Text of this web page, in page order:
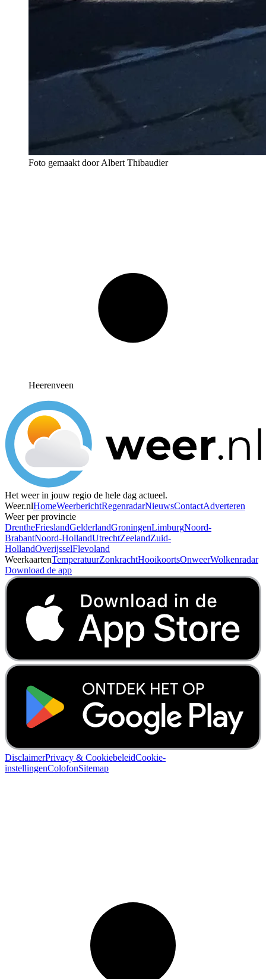
Foto gemaakt door Albert Thibaudier
Heerenveen
Het weer in jouw regio de hele dag actueel.
Weer.nlHomeWeerberichtRegenradarNieuwsContactAdverteren
Weer per provincie
DrentheFrieslandGelderlandGroningenLimburgNoord-
BrabantNoord-HollandUtrechtZeelandZuid-
HollandOverijsselFlevoland
WeerkaartenTemperatuurZonkrachtHooikoortsOnweerWolkenradar
Download de app
DisclaimerPrivacy & CookiebeleidCookie-
instellingenColofonSitemap